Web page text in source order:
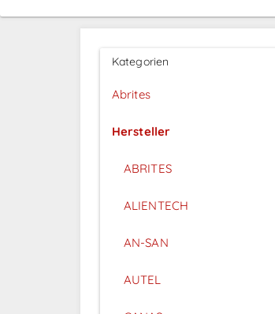
Kategorien
Abrites
Hersteller
ABRITES
ALIENTECH
AN-SAN
AUTEL